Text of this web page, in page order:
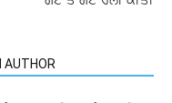
AUTHOR